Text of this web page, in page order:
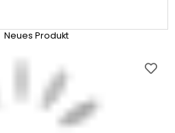
Neues Produkt